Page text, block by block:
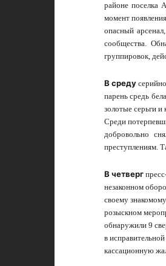
районе поселка
момент
опасный
сообщества.
группировок,
В среду
парень средь
золотые серьги
Среди
добровольно
преступлениям.
В четверг
незаконном
своему
розыскном
обнаружили 9
в
кассационную